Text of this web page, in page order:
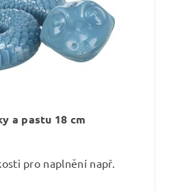
a pastu 18 cm
pro naplnění např.